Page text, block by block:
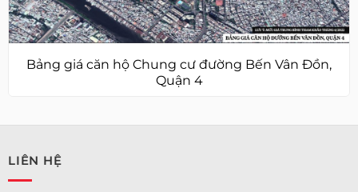
Bảng giá căn hộ Chung cư đường Bến Vân Đồn,
Quận 4
LIÊN HỆ